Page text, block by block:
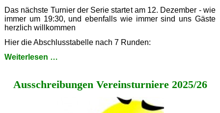
Das nächste Turnier der Serie startet am 12. Dezember - wie
immer um 19:30, und ebenfalls wie immer sind uns Gäste
herzlich willkommen
Hier die Abschlusstabelle nach 7 Runden:
Weiterlesen …
Schlussrunde
Ausschreibungen Vereinsturniere 2025/26